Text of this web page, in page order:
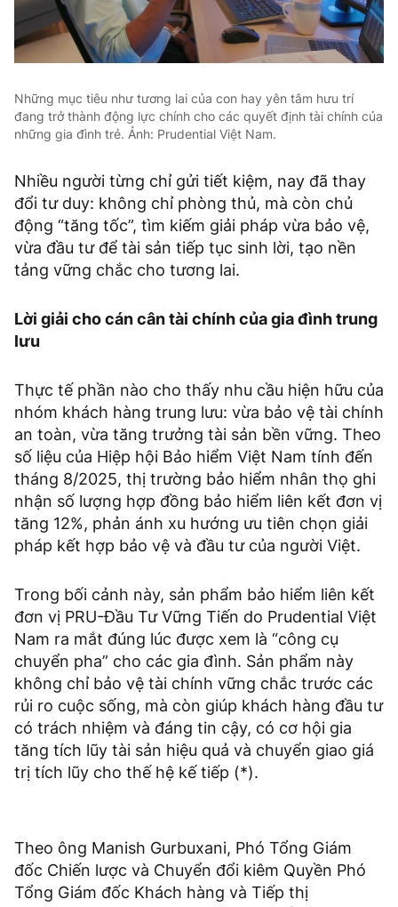
Những mục tiêu như tương lai của con hay yên tâm hưu trí
đang trở thành động lực chính cho các quyết định tài chính của
những gia đình trẻ. Ảnh: Prudential Việt Nam.
Nhiều người từng chỉ gửi tiết kiệm, nay đã thay
đổi tư duy: không chỉ phòng thủ, mà còn chủ
động “tăng tốc”, tìm kiếm giải pháp vừa bảo vệ,
vừa đầu tư để tài sản tiếp tục sinh lời, tạo nền
tảng vững chắc cho tương lai.
Lời giải cho cán cân tài chính của gia đình trung
lưu
Thực tế phần nào cho thấy nhu cầu hiện hữu của
nhóm khách hàng trung lưu: vừa bảo vệ tài chính
an toàn, vừa tăng trưởng tài sản bền vững. Theo
số liệu của Hiệp hội Bảo hiểm Việt Nam tính đến
tháng 8/2025, thị trường bảo hiểm nhân thọ ghi
nhận số lượng hợp đồng bảo hiểm liên kết đơn vị
tăng 12%, phản ánh xu hướng ưu tiên chọn giải
pháp kết hợp bảo vệ và đầu tư của người Việt.
Trong bối cảnh này, sản phẩm bảo hiểm liên kết
đơn vị PRU-Đầu Tư Vững Tiến do Prudential Việt
Nam ra mắt đúng lúc được xem là “công cụ
chuyển pha” cho các gia đình. Sản phẩm này
không chỉ bảo vệ tài chính vững chắc trước các
rủi ro cuộc sống, mà còn giúp khách hàng đầu tư
có trách nhiệm và đáng tin cậy, có cơ hội gia
tăng tích lũy tài sản hiệu quả và chuyển giao giá
trị tích lũy cho thế hệ kế tiếp (*).
Theo ông Manish Gurbuxani, Phó Tổng Giám
đốc Chiến lược và Chuyển đổi kiêm Quyền Phó
Tổng Giám đốc Khách hàng và Tiếp thị